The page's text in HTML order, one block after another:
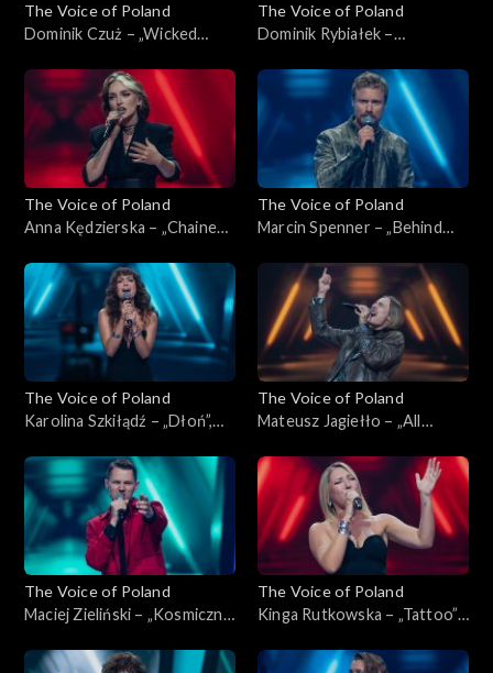
The Voice of Poland
Dominik Czuż – „Wicked
Nokaut, 1 listopada 2025
The Voice of Poland
Dominik Rybiałek –
Poland”, Nokaut, 1 listopada
2025
The Voice of Poland
Anna Kędzierska – „Chained
of Poland”, Nokaut, 1
listopada 2025
The Voice of Poland
Marcin Spenner – „Behind
Poland”, Nokaut, 1 listopada
2025
The Voice of Poland
Karolina Szkiłądź – „Dłoń”,
Nokaut, 1 listopada 2025
The Voice of Poland
Mateusz Jagiełło – „All
Poland”, Nokaut, 1 listopada
2025
The Voice of Poland
Maciej Zieliński – „Kosmiczne
Poland”, Nokaut, 1 listopada
The Voice of Poland
Kinga Rutkowska – „Tattoo”,
Nokaut, 1 listopada 2025